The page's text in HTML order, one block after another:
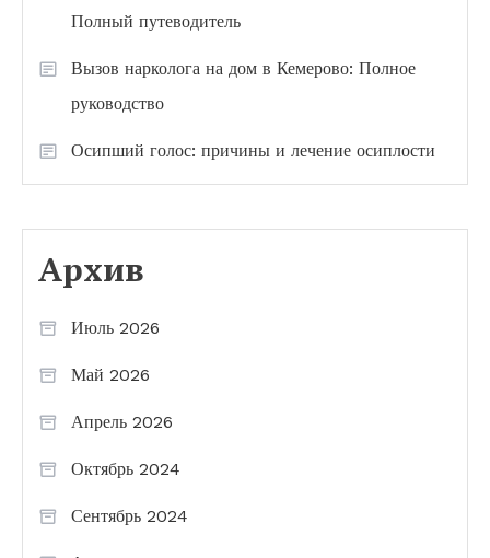
Полный путеводитель
Вызов нарколога на дом в Кемерово: Полное
руководство
Осипший голос: причины и лечение осиплости
Архив
Июль 2026
Май 2026
Апрель 2026
Октябрь 2024
Сентябрь 2024